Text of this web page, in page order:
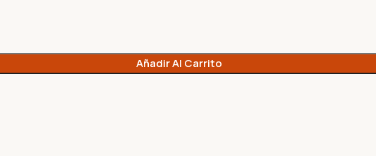
Añadir Al Carrito